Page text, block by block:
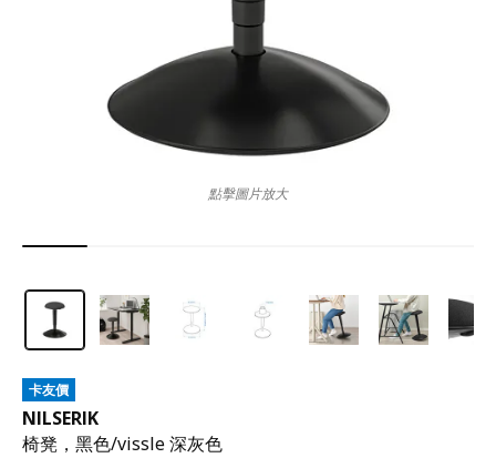
卡友價
NILSERIK
椅凳，黑色/vissle 深灰色
點擊圖片放大